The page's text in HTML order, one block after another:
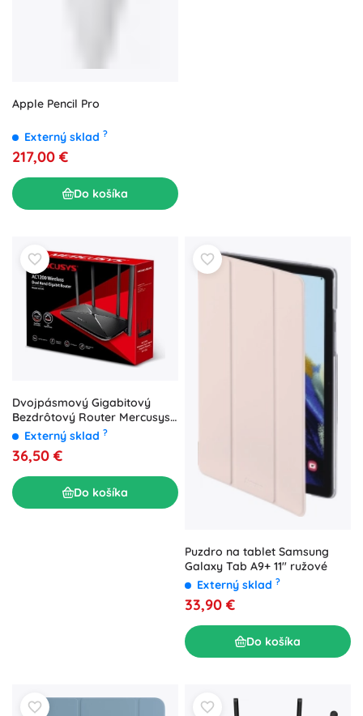
Apple Pencil Pro
Externý sklad ?
217,00 €
Do košíka
Dvojpásmový Gigabitový
Bezdrôtový Router Mercusys
AC12G
Externý sklad ?
36,50 €
Do košíka
Puzdro na tablet Samsung
Galaxy Tab A9+ 11" ružové
Externý sklad ?
33,90 €
Do košíka